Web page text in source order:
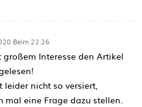
Beim 22:26
Interesse den Artikel
leider nicht so versiert,
mal eine Frage dazu stellen.